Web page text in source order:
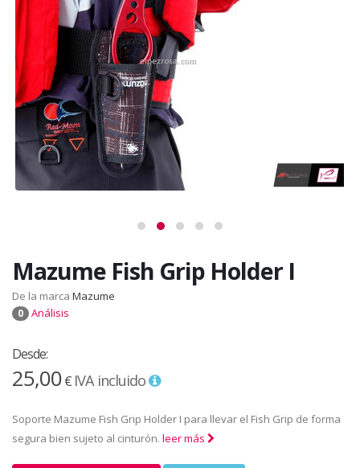
Mazume Fish Grip Holder I
De la marca Mazume
0 Análisis
Desde:
25,00€ IVA incluido
Soporte Mazume Fish Grip Holder I para llevar el Fish Grip de forma
segura bien sujeto al cinturón. leer más